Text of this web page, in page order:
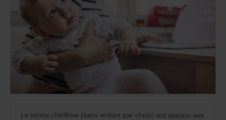
Le terme childfree (sans enfant par choix) est apparu aux